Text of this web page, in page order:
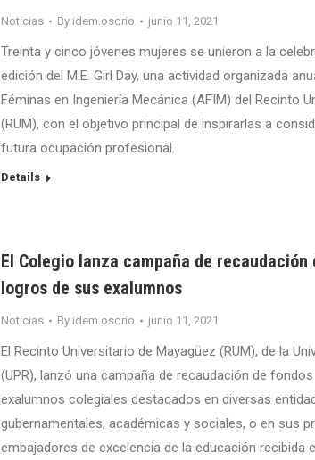
Noticias By idem.osorio junio 11, 2021
Treinta y cinco jóvenes mujeres se unieron a la
edición del M.E. Girl Day, una actividad organizada
Féminas en Ingeniería Mecánica (AFIM) del Recinto
(RUM), con el objetivo principal de inspirarlas a
futura ocupación profesional.
Details
El Colegio lanza campaña de
logros de sus exalumnos
Noticias By idem.osorio junio 11, 2021
El Recinto Universitario de Mayagüez (RUM), de la
(UPR), lanzó una campaña de recaudación de
exalumnos colegiales destacados en diversas
gubernamentales, académicas y sociales, o en sus
embajadores de excelencia de la educación recibida